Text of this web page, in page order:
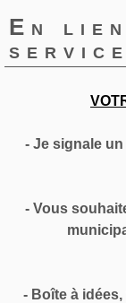
En
- Je signale
- Vous
- Boîte à idées,